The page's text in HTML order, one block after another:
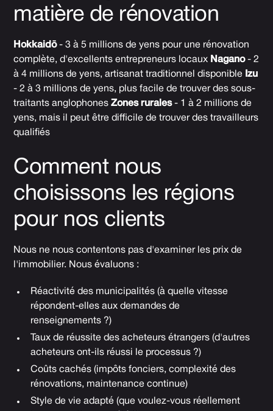
matière de rénovation
Hokkaidō- 3 à 5 millions de yens pour une rénovation
complète, d'excellents entrepreneurs locaux Nagano- 2
à 4 millions de yens, artisanat traditionnel disponible
Izu
- 2 à 3 millions de yens, plus facile de trouver des sous-
traitants anglophonesZones rurales- 1 à 2 millions de
yens, mais il peut être difficile de trouver des travailleurs
qualifiés
Comment nous
choisissons les régions
pour nos clients
Nous ne nous contentons pas d'examiner les prix de
l'immobilier. Nous évaluons :
Réactivité des municipalités (à quelle vitesse
répondent-elles aux demandes de
renseignements ?)
Taux de réussite des acheteurs étrangers (d'autres
acheteurs ont-ils réussi le processus ?)
Coûts cachés (impôts fonciers, complexité des
rénovations, maintenance continue)
Style de vie adapté (que voulez-vous réellement